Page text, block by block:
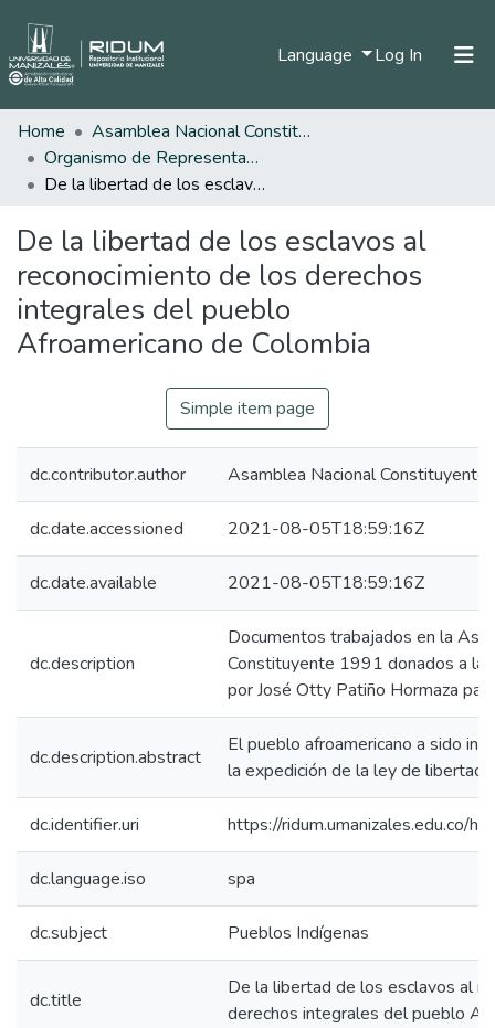
Language Log In (current)
Home
Asamblea Nacional Constituyente
Organismo de Representantes Constituyente
De la libertad de los esclavos al reconocimiento de los derechos integrales del pueblo Afroamericano de Colombia
De la libertad de los esclavos al
reconocimiento de los derechos
integrales del pueblo
Afroamericano de Colombia
Simple item page
dc.contributor.author Asamblea Nacional Constituyente
dc.date.accessioned 2021-08-05T18:59:16Z
dc.date.available 2021-08-05T18:59:16Z
dc.description
Documentos trabajados en la
Constituyente 1991 donados a la
por José Otty Patiño Hormaza
dc.description.abstract
El pueblo afroamericano a sido
la expedición de la ley de libertad,
dc.identifier.uri https://ridum.umanizales.edu.co/
dc.language.iso spa
dc.subject Pueblos Indígenas
dc.title
De la libertad de los esclavos al
derechos integrales del pueblo